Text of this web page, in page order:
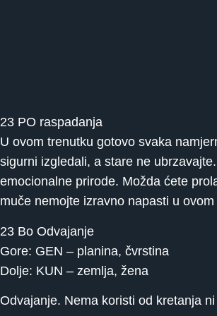
23 PO raspadanja
U ovom trenutku gotovo svaka
sigurni izgledali, a stare ne
emocionalne prirode. Možda ćete
muče nemojte izravno napasti u
23 Bo Odvajanje
Gore: GEN – planina, čvrstina
Dolje: KUN – zemlja, žena
Odvajanje. Nema koristi od kretanja